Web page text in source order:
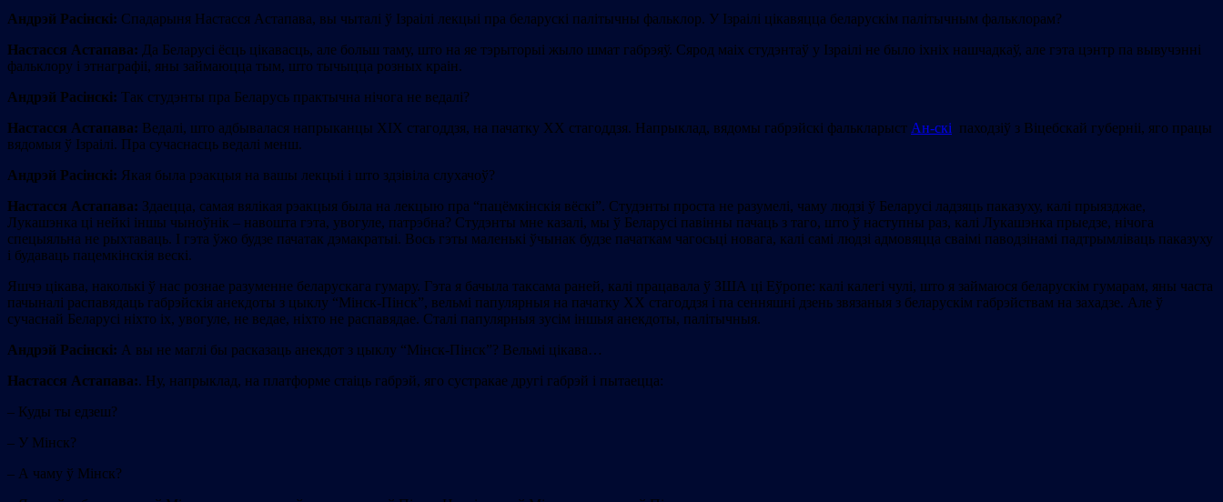
Андрэй Расінскі: Спадарыня Настасся Астапава, вы чыталі ў Ізраілі лекцыі пра беларускі палітычны фальклор. У Ізраілі цікавяцца беларускім палітычным фальклорам?
Настасся Астапава: Да Беларусі ёсць цікавасць, але больш таму, што на яе тэрыторыі жыло шмат габрэяў. Сярод маіх студэнтаў у Ізраілі не было іхніх нашчадкаў, але гэта цэнтр па вывучэнні
фальклору і этнаграфіі, яны займаюцца тым, што тычыцца розных краiн.
Андрэй Расінскі: Так студэнты пра Беларусь практычна нічога не ведалі?
Настасся Астапава: Ведалі, што адбывалася напрыканцы ХІХ стагоддзя, на пачатку ХХ стагоддзя. Напрыклад, вядомы габрэйскі фалькларыст Ан-скі паходзіў з Віцебскай губерніі, яго працы
вядомыя ў Ізраілі. Пра сучаснасць ведалі менш.
Андрэй Расінскі: Якая была рэакцыя на вашы лекцыі і што здзівіла слухачоў?
Настасся Астапава: Здаецца, самая вялікая рэакцыя была на лекцыю пра “пацёмкінскія вёскі”. Студэнты проста не разумелі, чаму людзі ў Беларусі ладзяць паказуху, калі прыязджае,
Лукашэнка ці нейкі іншы чыноўнік – навошта гэта, увогуле, патрэбна? Студэнты мне казалі, мы ў Беларусі павінны пачаць з таго, што ў наступны раз, калі Лукашэнка прыедзе, нічога
спецыяльна не рыхтаваць. І гэта ўжо будзе пачатак дэмакратыі. Вось гэты маленькі ўчынак будзе пачаткам чагосьці новага, калі самі людзі адмовяцца сваімі паводзінамі падтрымліваць паказуху
і будаваць пацемкінскія вескі.
Яшчэ цікава, наколькі ў нас рознае разуменне беларускага гумару. Гэта я бачыла таксама раней, калi працавала ў ЗША ці Еўропе: калi калегі чулі, што я займаюся беларускім гумарам, яны часта
пачыналi распавядаць габрэйскія анекдоты з цыклу “Мінск-Пінск”, вельмі папулярныя на пачатку ХХ стагоддзя і па сенняшні дзень звязаныя з беларускім габрэйствам на захадзе. Але ў
сучаснай Беларусі ніхто іх, увогуле, не ведае, ніхто не распавядае. Сталi папулярныя зусім іншыя анекдоты, палітычныя.
Андрэй Расінскі: А вы не маглі бы расказаць анекдот з цыклу “Мінск-Пінск”? Вельмі цікава…
Настасся Астапава:. Ну, напрыклад, на платформе стаіць габрэй, яго сустракае другі габрэй і пытаецца:
– Куды ты едзеш?
– У Мінск?
– А чаму ў Мінск?